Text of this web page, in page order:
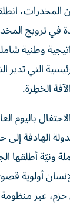
ترويج
وطنية
التي
الخطِرة.
الهادفة
ونيّة أطلقها
أولوية
عبر منظومة